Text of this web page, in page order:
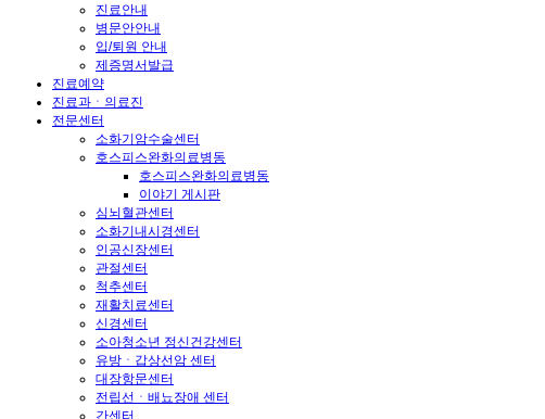
진료안내
병문안안내
입/퇴원 안내
제증명서발급
진료예약
진료과ㆍ의료진
전문센터
소화기암수술센터
호스피스완화의료병동
호스피스완화의료병동
이야기 게시판
심뇌혈관센터
소화기내시경센터
인공신장센터
관절센터
척추센터
재활치료센터
신경센터
소아청소년 정신건강센터
유방ㆍ갑상선암 센터
대장항문센터
전립선ㆍ배뇨장애 센터
간센터